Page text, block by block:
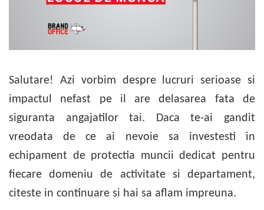
Seturi de scris Premium
Rollere
Finelinere
Textmarkere
Markere diverse
Carioci si creioane colorate
Rezerve instrumente scris
Tavite documente si suporturi
Ascutitori, radiere, agrafe
Manusi de protectie
Accesorii pentru protectia capului
Antifoane
Ochelari de protectie si viziere
Masti de protectie respiratorie
Sepci, caciuli si esarfe
Accesorii pentru protectia muncii
Sosete de lucru
Branturi
ergonomice
Suporturi si huse telefoane &
Audio
Boxe portabile
Casti
Salutare! Azi vorbim despre lucruri serioase si
impactul nefast pe il are delasarea fata de
siguranta angajatilor tai. Daca te-ai gandit
vreodata de ce ai nevoie sa investesti in
echipament de protectia muncii dedicat pentru
fiecare domeniu de activitate si departament,
citeste in continuare si hai sa aflam impreuna.